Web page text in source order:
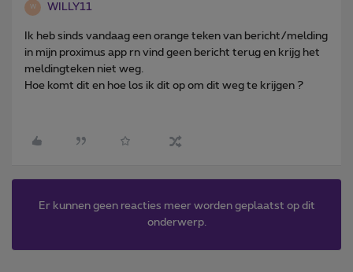
W WILLY11
Ik heb sinds vandaag een orange teken van bericht/melding
in mijn proximus app rn vind geen bericht terug en krijg het
meldingteken niet weg.
Hoe komt dit en hoe los ik dit op om dit weg te krijgen ?
Er kunnen geen reacties meer worden geplaatst op dit
onderwerp.